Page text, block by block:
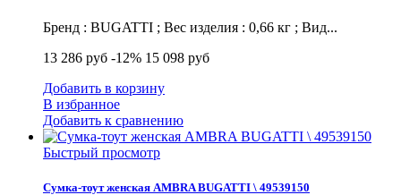
Бренд : BUGATTI ; Вес изделия : 0,66 кг ; Вид...
13 286 руб -12% 15 098 руб
Добавить в корзину
В избранное
Добавить к сравнению
Быстрый просмотр
Сумка-тоут женская AMBRA BUGATTI \ 49539150